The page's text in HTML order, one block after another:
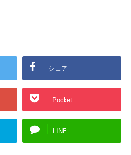
シェア
Pocket
LINE